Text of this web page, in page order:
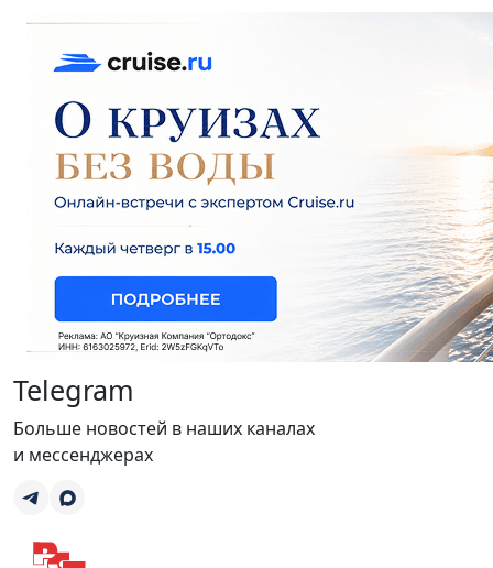
Telegram
Больше новостей в наших каналах
и мессенджерах